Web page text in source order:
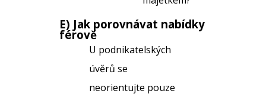
E) Jak porovnávat nabídky
férově
U podnikatelských
úvěrů se
neorientujte pouze